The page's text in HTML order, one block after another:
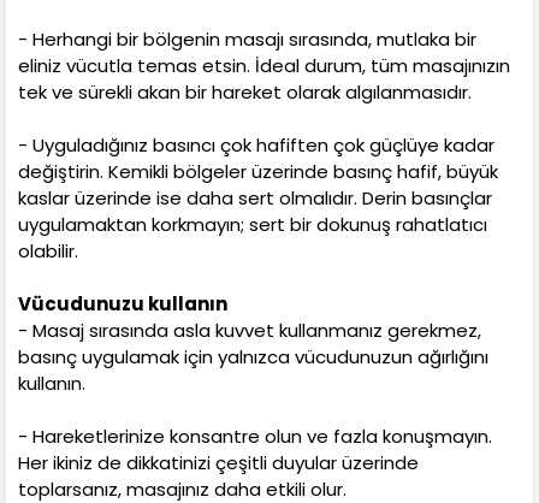
- Herhangi bir bölgenin masajı sırasında, mutlaka bir
eliniz vücutla temas etsin. İdeal durum, tüm masajınızın
tek ve sürekli akan bir hareket olarak algılanmasıdır.
- Uyguladığınız basıncı çok hafiften çok güçlüye kadar
değiştirin. Kemikli bölgeler üzerinde basınç hafif, büyük
kaslar üzerinde ise daha sert olmalıdır. Derin basınçlar
uygulamaktan korkmayın; sert bir dokunuş rahatlatıcı
olabilir.
Vücudunuzu kullanın
- Masaj sırasında asla kuvvet kullanmanız gerekmez,
basınç uygulamak için yalnızca vücudunuzun ağırlığını
kullanın.
- Hareketlerinize konsantre olun ve fazla konuşmayın.
Her ikiniz de dikkatinizi çeşitli duyular üzerinde
toplarsanız, masajınız daha etkili olur.